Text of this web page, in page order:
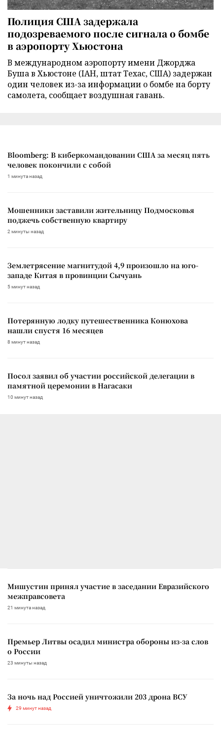
Полиция США задержала
подозреваемого после сигнала о бомбе
в аэропорту Хьюстона
В международном аэропорту имени Джорджа
Буша в Хьюстоне (IAH, штат Техас, США) задержан
один человек из-за информации о бомбе на борту
самолета, сообщает воздушная гавань.
Bloomberg: В киберкомандовании США за месяц пять
человек покончили с собой
1 минута назад
Мошенники заставили жительницу Подмосковья
поджечь собственную квартиру
2 минуты назад
Землетрясение магнитудой 4,9 произошло на юго-
западе Китая в провинции Сычуань
5 минут назад
Потерянную лодку путешественника Конюхова
нашли спустя 16 месяцев
8 минут назад
Посол заявил об участии российской делегации в
памятной церемонии в Нагасаки
10 минут назад
Мишустин принял участие в заседании Евразийского
межправсовета
21 минута назад
Премьер Литвы осадил министра обороны из-за слов
о России
23 минуты назад
За ночь над Россией уничтожили 203 дрона ВСУ
29 минут назад